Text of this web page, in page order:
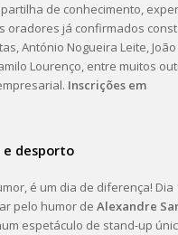
de conhecimento,
oradores já confirmados
António Nogueira Leite,
Lourenço, entre muitos
Inscrições em
desporto
é um dia de diferença! Dia
pelo humor deAlexandre
espetáculo de stand-up